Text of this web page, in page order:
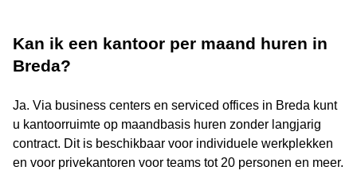
Kan ik een kantoor per maand huren in
Breda?
Ja. Via business centers en serviced offices in Breda kunt
u kantoorruimte op maandbasis huren zonder langjarig
contract. Dit is beschikbaar voor individuele werkplekken
en voor privekantoren voor teams tot 20 personen en meer.